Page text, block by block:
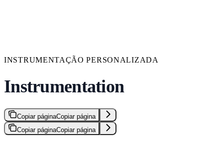
INSTRUMENTAÇÃO PERSONALIZADA
Instrumentation
Copiar páginaCopiar página
Copiar páginaCopiar página